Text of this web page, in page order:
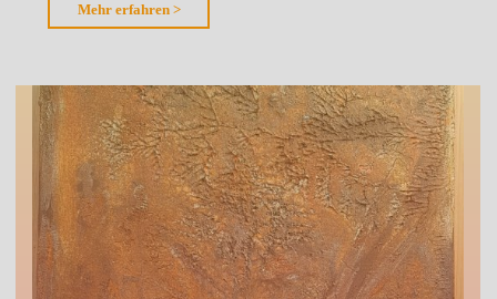
Mehr erfahren >